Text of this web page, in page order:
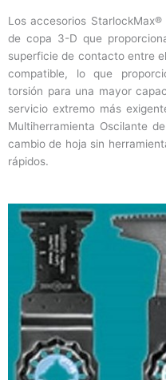
Los accesorios
de copa 3-D que
superficie de contacto entre
compatible, lo que
torsión para una mayor
servicio extremo más
Multiherramienta Oscilante
cambio de hoja sin
rápidos.